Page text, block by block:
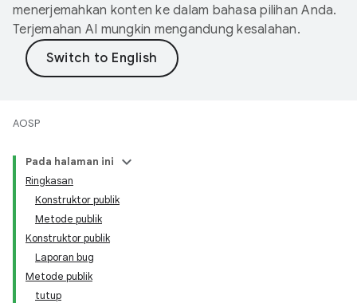
menerjemahkan konten ke dalam bahasa pilihan Anda.
Terjemahan AI mungkin mengandung kesalahan.
AOSP
Pada halaman ini
Ringkasan
Konstruktor publik
Metode publik
Konstruktor publik
Laporan bug
Metode publik
tutup